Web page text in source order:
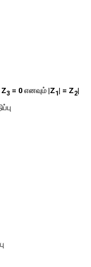
3 = 0 எனவும் |Z1| = Z2|